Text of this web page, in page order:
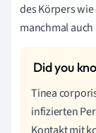
des Körpers
manchmal
Tinea
infizierten
Kontakt mit